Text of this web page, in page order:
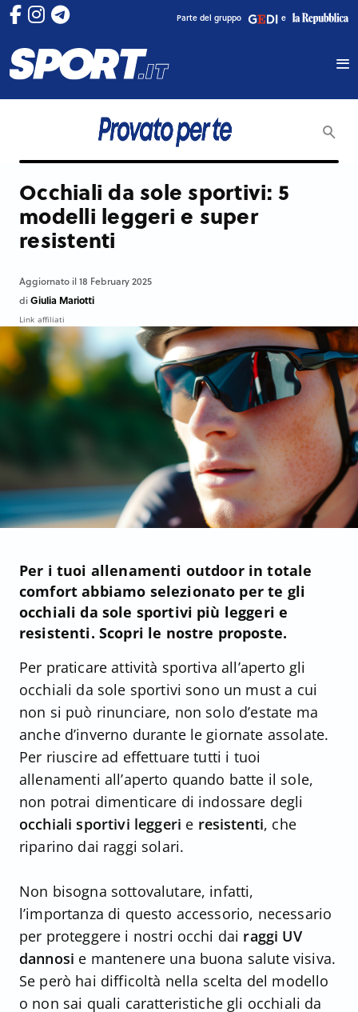
Parte del gruppo e
Occhiali da sole sportivi: 5
modelli leggeri e super
resistenti
Aggiornato il 18 February 2025
diGiulia Mariotti
Link affiliati
Per i tuoi allenamenti outdoor in totale
comfort abbiamo selezionato per te gli
occhiali da sole sportivi più leggeri e
resistenti. Scopri le nostre proposte.
Per praticare attività sportiva all’aperto gli
occhiali da sole sportivi sono un must a cui
non si può rinunciare, non solo d’estate ma
anche d’inverno durante le giornate assolate.
Per riuscire ad effettuare tutti i tuoi
allenamenti all’aperto quando batte il sole,
non potrai dimenticare di indossare degli
occhiali sportivi leggeri e resistenti, che
riparino dai raggi solari.
Non bisogna sottovalutare, infatti,
l’importanza di questo accessorio, necessario
per proteggere i nostri occhi dai raggi UV
dannosi e mantenere una buona salute visiva.
Se però hai difficoltà nella scelta del modello
o non sai quali caratteristiche gli occhiali da